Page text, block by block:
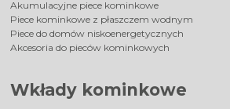
Akumulacyjne piece kominkowe
Piece kominkowe z płaszczem wodnym
Piece do domów niskoenergetycznych
Akcesoria do pieców kominkowych
Wkłady kominkowe